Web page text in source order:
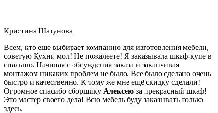
Кристина Шатунова
Всем, кто еще выбирает компанию для изготовления мебели,
советую Кухни мол! Не пожалеете! Я заказывала шкаф-купе в
спальню. Начиная с обсуждения заказа и заканчивая
монтажом никаких проблем не было. Все было сделано очень
быстро и качественно. К тому же мне ещё скидку сделали!
Огромное спасибо сборщику Алексею за прекрасный шкаф!
Это мастер своего дела! Всю мебель буду заказывать только
здесь.